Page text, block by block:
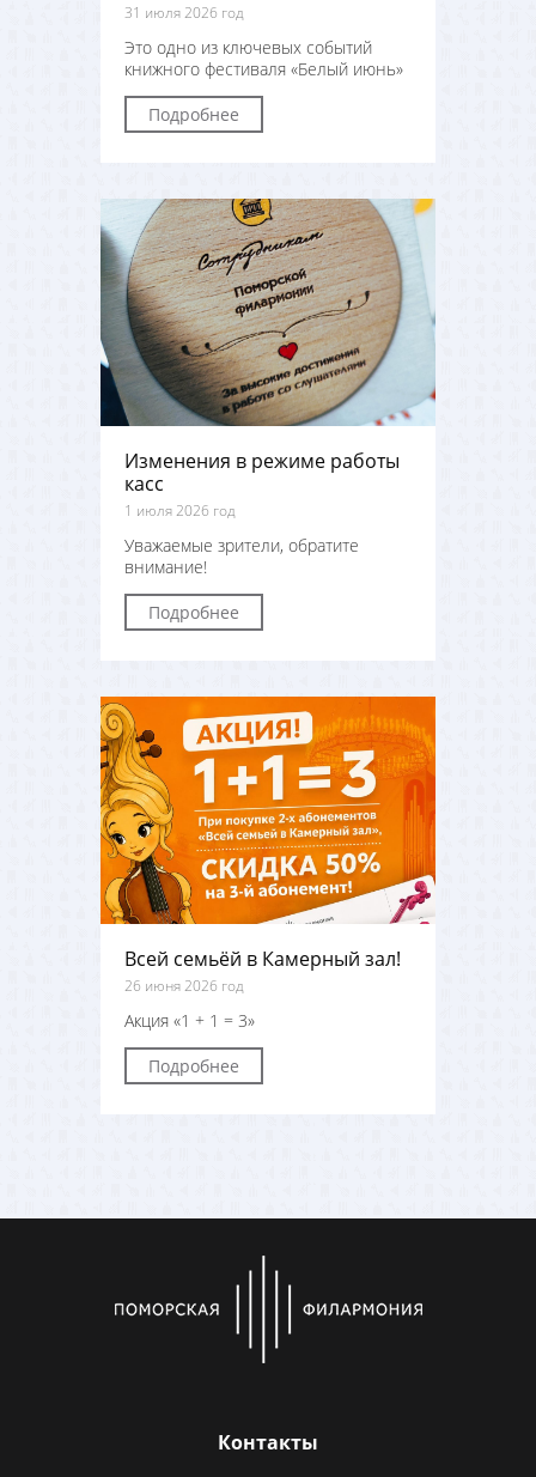
31 июля 2026 год
Это одно из ключевых событий
книжного фестиваля «Белый июнь»
Подробнее
Изменения в режиме работы
касс
1 июля 2026 год
Уважаемые зрители, обратите
внимание!
Подробнее
Всей семьёй в Камерный зал!
26 июня 2026 год
Акция «1 + 1 = 3»
Подробнее
Контакты